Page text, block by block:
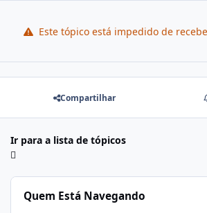
Este tópico está impedido de
Compartilhar
Ir para a lista de tópicos
Quem Está Navegando